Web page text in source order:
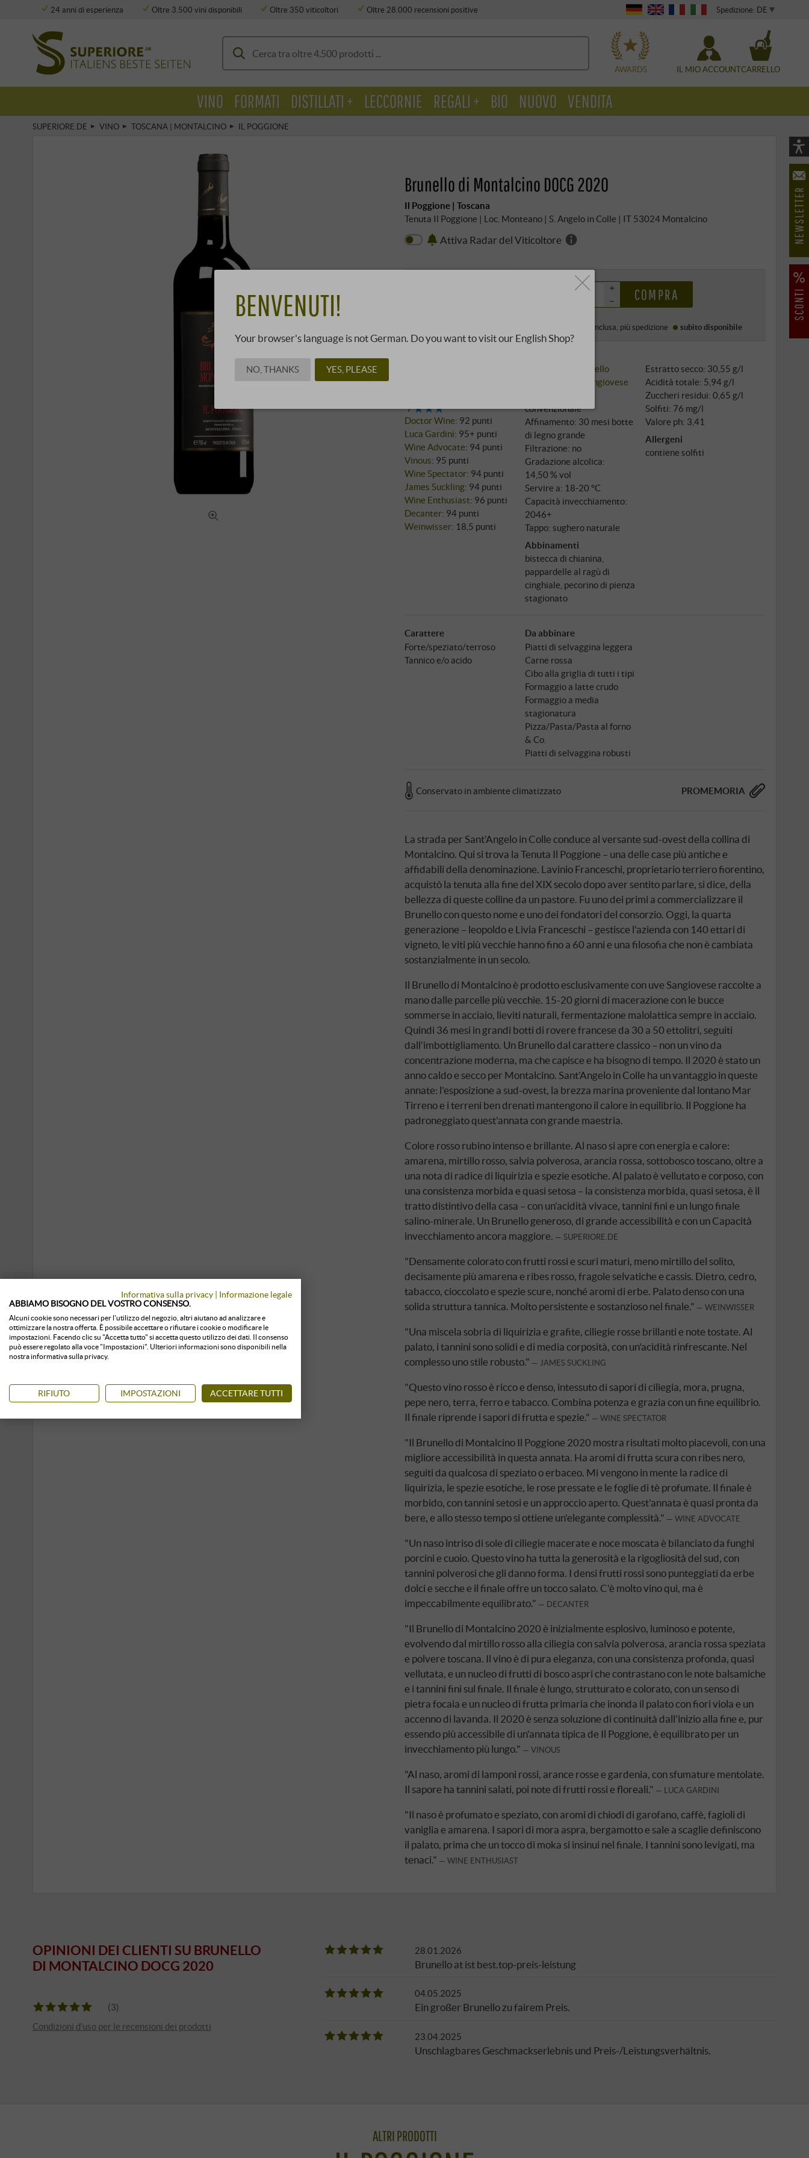
24 anni di esperienza Oltre 3.500 vini disponibili Oltre 350 viticoltori
Oltre 28.000 recensioni positive
WÄHLEN Spedizione: DE
AWARDS IL MIO ACCOUNTCARRELLO
SUPERIORE.DE VINO TOSCANA | MONTALCINO IL POGGIONE
Brunello di Montalcino DOCG 2020
Il Poggione | Toscana
Tenuta Il Poggione | Loc. Monteano | S. Angelo in Colle | IT 53024 Montalcino
Attiva Radar del Viticoltore
+
–
COMPRA
IVA inclusa , più spedizione subito disponibile
Doctor Wine: 92 punti
Luca Gardini: 95+ punti
Wine Advocate: 94 punti
Vinous: 95 punti
Wine Spectator: 94 punti
James Suckling: 94 punti
Wine Enthusiast: 96 punti
Decanter: 94 punti
Weinwisser: 18,5 punti
Brunello
Sangiovese
convenzionale
Affinamento: 30 mesi botte
di legno grande
Filtrazione: no
Gradazione alcolica:
14,50 % vol
Servire a: 18‑20 °C
Capacità invecchiamento:
2046+
Tappo: sughero naturale
Abbinamenti
bistecca di chianina,
pappardelle al ragù di
cinghiale, pecorino di pienza
stagionato
Estratto secco: 30,55 g/l
Acidità totale: 5,94 g/l
Zuccheri residui: 0,65 g/l
Solfiti: 76 mg/l
Valore ph: 3,41
Allergeni
contiene solfiti
Carattere
Forte/speziato/terroso
Tannico e/o acido
Da abbinare
Piatti di selvaggina leggera
Carne rossa
Cibo alla griglia di tutti i tipi
Formaggio a latte crudo
Formaggio a media
stagionatura
Pizza/Pasta/Pasta al forno
& Co.
Piatti di selvaggina robusti
Conservato in ambiente climatizzato PROMEMORIA
La strada per Sant'Angelo in Colle conduce al versante sud-ovest della collina di
Montalcino. Qui si trova la Tenuta Il Poggione – una delle case più antiche e
affidabili della denominazione. Lavinio Franceschi, proprietario terriero fiorentino,
acquistò la tenuta alla fine del XIX secolo dopo aver sentito parlare, si dice, della
bellezza di queste colline da un pastore. Fu uno dei primi a commercializzare il
Brunello con questo nome e uno dei fondatori del consorzio. Oggi, la quarta
generazione – leopoldo e Livia Franceschi – gestisce l'azienda con 140 ettari di
vigneto, le viti più vecchie hanno fino a 60 anni e una filosofia che non è cambiata
sostanzialmente in un secolo.
Il Brunello di Montalcino è prodotto esclusivamente con uve Sangiovese raccolte a
mano dalle parcelle più vecchie. 15-20 giorni di macerazione con le bucce
sommerse in acciaio, lieviti naturali, fermentazione malolattica sempre in acciaio.
Quindi 36 mesi in grandi botti di rovere francese da 30 a 50 ettolitri, seguiti
dall'imbottigliamento. Un Brunello dal carattere classico – non un vino da
concentrazione moderna, ma che capisce e ha bisogno di tempo. Il 2020 è stato un
anno caldo e secco per Montalcino. Sant'Angelo in Colle ha un vantaggio in queste
annate: l'esposizione a sud-ovest, la brezza marina proveniente dal lontano Mar
Tirreno e i terreni ben drenati mantengono il calore in equilibrio. Il Poggione ha
padroneggiato quest'annata con grande maestria.
Colore rosso rubino intenso e brillante. Al naso si apre con energia e calore:
amarena, mirtillo rosso, salvia polverosa, arancia rossa, sottobosco toscano, oltre a
una nota di radice di liquirizia e spezie esotiche. Al palato è vellutato e corposo, con
una consistenza morbida e quasi setosa – la consistenza morbida, quasi setosa, è il
tratto distintivo della casa – con un'acidità vivace, tannini fini e un lungo finale
salino-minerale. Un Brunello generoso, di grande accessibilità e con un Capacità
invecchiamento ancora maggiore.
SUPERIORE.DE
"Densamente colorato con frutti rossi e scuri maturi, meno mirtillo del solito,
decisamente più amarena e ribes rosso, fragole selvatiche e cassis. Dietro, cedro,
tabacco, cioccolato e spezie scure, nonché aromi di erbe. Palato denso con una
solida struttura tannica. Molto persistente e sostanzioso nel finale."
WEINWISSER
"Una miscela sobria di liquirizia e grafite, ciliegie rosse brillanti e note tostate. Al
palato, i tannini sono solidi e di media corposità, con un'acidità rinfrescante. Nel
complesso uno stile robusto."
JAMES SUCKLING
"Questo vino rosso è ricco e denso, intessuto di sapori di ciliegia, mora, prugna,
pepe nero, terra, ferro e tabacco. Combina potenza e grazia con un fine equilibrio.
Il finale riprende i sapori di frutta e spezie."
WINE SPECTATOR
"Il Brunello di Montalcino Il Poggione 2020 mostra risultati molto piacevoli, con una
migliore accessibilità in questa annata. Ha aromi di frutta scura con ribes nero,
seguiti da qualcosa di speziato o erbaceo. Mi vengono in mente la radice di
liquirizia, le spezie esotiche, le rose pressate e le foglie di tè profumate. Il finale è
morbido, con tannini setosi e un approccio aperto. Quest'annata è quasi pronta da
bere, e allo stesso tempo si ottiene un'elegante complessità."
WINE ADVOCATE
"Un naso intriso di sole di ciliegie macerate e noce moscata è bilanciato da funghi
porcini e cuoio. Questo vino ha tutta la generosità e la rigogliosità del sud, con
tannini polverosi che gli danno forma. I densi frutti rossi sono punteggiati da erbe
dolci e secche e il finale offre un tocco salato. C'è molto vino qui, ma è
impeccabilmente equilibrato."
DECANTER
"Il Brunello di Montalcino 2020 è inizialmente esplosivo, luminoso e potente,
evolvendo dal mirtillo rosso alla ciliegia con salvia polverosa, arancia rossa speziata
e polvere toscana. Il vino è di pura eleganza, con una consistenza profonda, quasi
vellutata, e un nucleo di frutti di bosco aspri che contrastano con le note balsamiche
e i tannini fini sul finale. Il finale è lungo, strutturato e colorato, con un senso di
pietra focaia e un nucleo di frutta primaria che inonda il palato con fiori viola e un
accenno di lavanda. Il 2020 è senza soluzione di continuità dall'inizio alla fine e, pur
essendo più accessibile di un'annata tipica de Il Poggione, è equilibrato per un
invecchiamento più lungo."
VINOUS
"Al naso, aromi di lamponi rossi, arance rosse e gardenia, con sfumature mentolate.
Il sapore ha tannini salati, poi note di frutti rossi e floreali."
LUCA GARDINI
"Il naso è profumato e speziato, con aromi di chiodi di garofano, caffè, fagioli di
vaniglia e amarena. I sapori di mora aspra, bergamotto e sale a scaglie definiscono
il palato, prima che un tocco di moka si insinui nel finale. I tannini sono levigati, ma
tenaci."
WINE ENTHUSIAST
OPINIONI DEI CLIENTI SU BRUNELLO
DI MONTALCINO DOCG 2020
(3)
Condizioni d'uso per le recensioni dei prodotti
28.01.2026
Brunello at ist best.top-preis-leistung
04.05.2025
Ein großer Brunello zu fairem Preis.
23.04.2025
Unschlagbares Geschmackserlebnis und Preis-/Leistungsverhältnis.
ALTRI PRODOTTI
VINO FORMATI DISTILLATI + LECCORNIE REGALI + BIO NUOVO VENDITA
BENVENUTI!
Your browser's language is not German. Do you want to visit our English Shop?
NO, THANKS YES, PLEASE
Informativa sulla privacy | Informazione legale
ABBIAMO BISOGNO DEL VOSTRO CONSENSO.
Alcuni cookie sono necessari per l'utilizzo del negozio, altri aiutano ad analizzare e
ottimizzare la nostra offerta. È possibile accettare o rifiutare i cookie o modificare le
impostazioni. Facendo clic su "Accetta tutto" si accetta questo utilizzo dei dati. Il consenso
può essere regolato alla voce "Impostazioni". Ulteriori informazioni sono disponibili nella
nostra informativa sulla privacy.
RIFIUTO IMPOSTAZIONI ACCETTARE TUTTI